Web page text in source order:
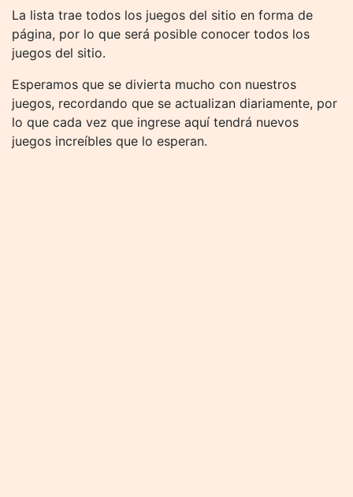
La lista trae todos los juegos del sitio en forma de
página, por lo que será posible conocer todos los
juegos del sitio.
Esperamos que se divierta mucho con nuestros
juegos, recordando que se actualizan diariamente, por
lo que cada vez que ingrese aquí tendrá nuevos
juegos increíbles que lo esperan.